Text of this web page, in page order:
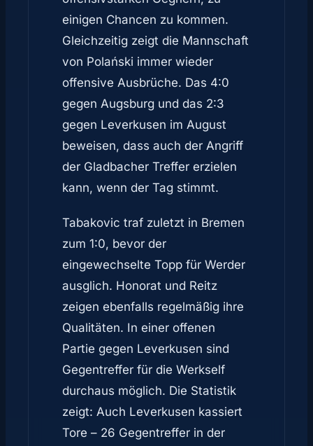
einigen Chancen zu kommen.
Gleichzeitig zeigt die Mannschaft
von Polański immer wieder
offensive Ausbrüche. Das 4:0
gegen Augsburg und das 2:3
gegen Leverkusen im August
beweisen, dass auch der Angriff
der Gladbacher Treffer erzielen
kann, wenn der Tag stimmt.
Tabakovic traf zuletzt in Bremen
zum 1:0, bevor der
eingewechselte Topp für Werder
ausglich. Honorat und Reitz
zeigen ebenfalls regelmäßig ihre
Qualitäten. In einer offenen
Partie gegen Leverkusen sind
Gegentreffer für die Werkself
durchaus möglich. Die Statistik
zeigt: Auch Leverkusen kassiert
Tore – 26 Gegentreffer in der